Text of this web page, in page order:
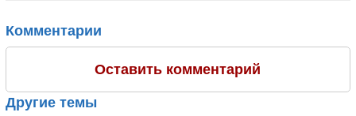
Комментарии
Оставить комментарий
Другие темы